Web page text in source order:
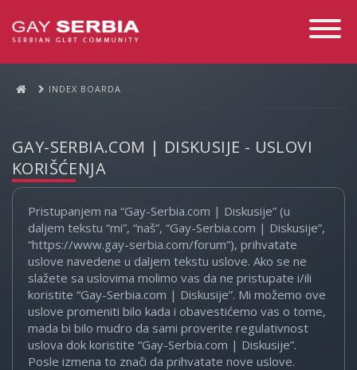
Toggle
INDEX BOARDA
GAY-SERBIA.COM | DISKUSIJE - USLOVI
KORIŠĆENJA
Pristupanjem na “Gay-Serbia.com | Diskusije” (u
daljem tekstu “mi”, “naš”, “Gay-Serbia.com | Diskusije”,
“https://www.gay-serbia.com/forum”), prihvatate
uslove navedene u daljem tekstu uslove. Ako se ne
slažete sa uslovima molimo vas da ne pristupate i/ili
koristite “Gay-Serbia.com | Diskusije”. Mi možemo ove
uslove promeniti bilo kada i obavestićemo vas o tome,
mada bi bilo mudro da sami proverite regulativnost
uslova dok koristite “Gay-Serbia.com | Diskusije”.
Posle izmena to znači da prihvatate nove uslove.